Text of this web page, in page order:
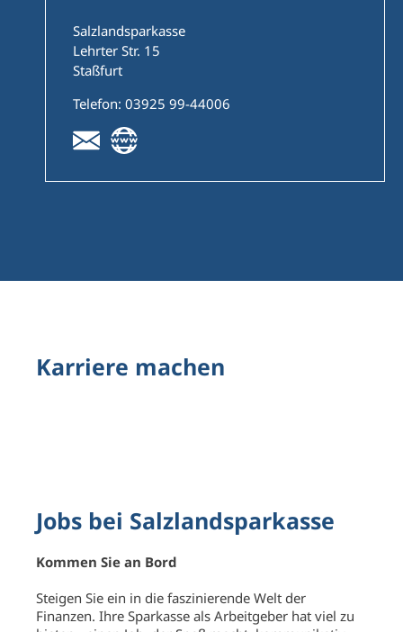
Salzlandsparkasse
Lehrter Str. 15
Staßfurt
Telefon: 03925 99-44006
Karriere machen
Jobs bei Salzlandsparkasse
Kommen Sie an Bord
Steigen Sie ein in die faszinierende Welt der
Finanzen. Ihre Sparkasse als Arbeitgeber hat viel zu